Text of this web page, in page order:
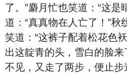
了。”麝月忙也笑道：“这是
道：“真真物在人亡了！”秋
笑道：“这裤子配着松花色
出这靛青的头，雪白的脸
不见，又走了两步，便止步